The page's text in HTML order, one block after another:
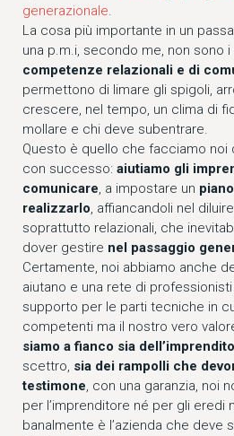
generazionale.
La cosa più importante in un
una p.m.i, secondo me, non sono
competenze relazionali e di
permettono di limare gli spigoli,
crescere, nel tempo, un clima di
mollare e chi deve subentrare.
Questo è quello che facciamo noi
con successo: aiutiamo gli
comunicare, a impostare un
realizzarlo, affiancandoli nel
soprattutto relazionali, che
dover gestire nel passaggio
Certamente, noi abbiamo anche
aiutano e una rete di
supporto per le parti tecniche in
competenti ma il nostro vero
siamo a fianco sia
scettro, sia dei rampolli che
testimone, con una garanzia, noi
per l’imprenditore né per gli eredi
banalmente è l’azienda che deve